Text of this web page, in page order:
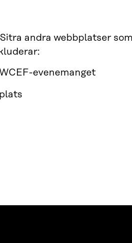
andra webbplatser
evenemanget